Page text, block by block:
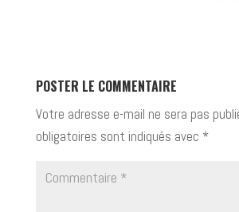
POSTER LE COMMENTAIRE
Votre adresse e-mail ne sera pas
obligatoires sont indiqués avec *